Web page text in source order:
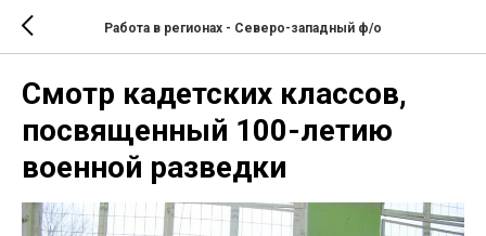
Работа в регионах - Северо-западный ф/о
Cмотр кадетских классов,
посвященный 100-летию
военной разведки